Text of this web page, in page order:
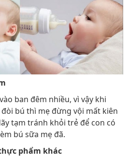
ban đêm nhiều, vì vậy khi
bú thì mẹ đừng vội mất kiên
tạm tránh khỏi trẻ để con có
bú sữa mẹ đã.
phẩm khác